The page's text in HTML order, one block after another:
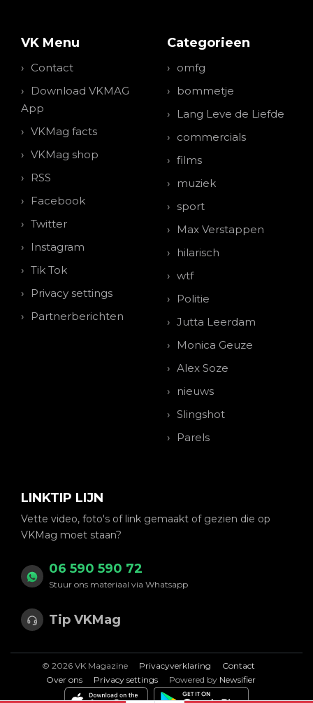
VK Menu
Contact
Download VKMAG
App
VKMag facts
VKMag shop
RSS
Facebook
Twitter
Instagram
Tik Tok
Privacy settings
Partnerberichten
Categorieen
omfg
bommetje
Lang Leve de Liefde
commercials
films
muziek
sport
Max Verstappen
hilarisch
wtf
Politie
Jutta Leerdam
Monica Geuze
Alex Soze
nieuws
Slingshot
Parels
LINKTIP LIJN
Vette video, foto's of link gemaakt of gezien die op
VKMag moet staan?
06 590 590 72
Stuur ons materiaal via Whatsapp
Tip VKMag
© 2026 VK Magazine Privacyverklaring
Contact
Over ons
Privacy settings Powered by Newsifier